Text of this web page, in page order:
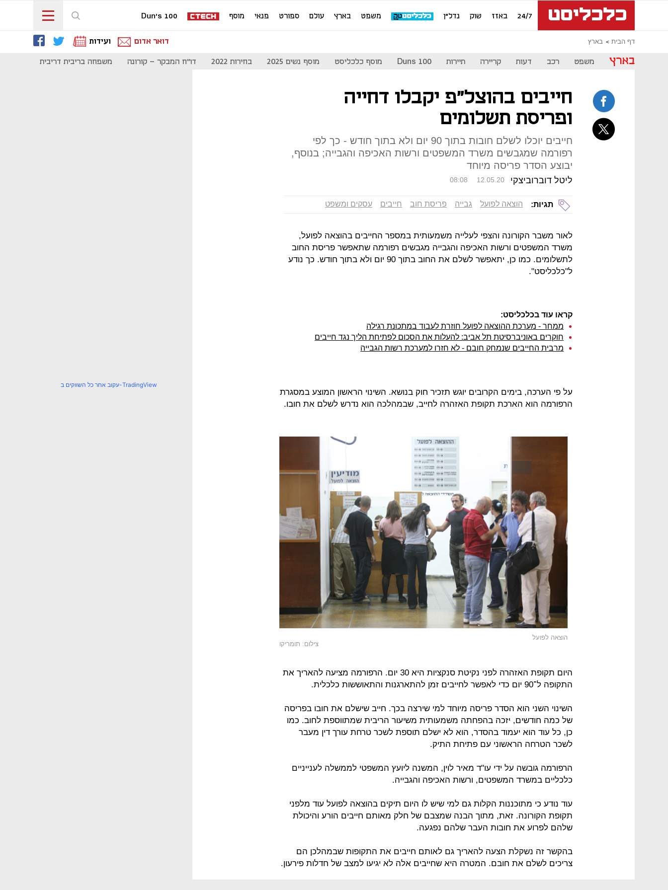
24/7 באזז שוק נדל"ן משפט בארץ עולם ספורט פנאי מוסף Dun's 100
דף הבית בארץ דואר אדום ועידות
בארץ משפט רכב דעות קריירה תיירות Duns 100 מוסף כלכליסט מוסף נשים 2025 בחירות 2022 דו"ח המבקר - קורונה משפחה בריבית דריבית
חייבים בהוצל"פ יקבלו דחייה
ופריסת תשלומים
חייבים יוכלו לשלם חובות בתוך 90 יום ולא בתוך חודש - כך לפי
רפורמה שמגבשים משרד המשפטים ורשות האכיפה והגבייה; בנוסף,
יבוצע הסדר פריסה מיוחד
ליטל דוברוביצקי 08:08 12.05.20
תגיות: הוצאה לפועל גבייה פריסת חוב חייבים עסקים ומשפט
לאור משבר הקורונה והצפי לעלייה משמעותית במספר החייבים בהוצאה לפועל,
משרד המשפטים ורשות האכיפה והגבייה מגבשים רפורמה שתאפשר פריסת החוב
לתשלומים. כמו כן, יתאפשר לשלם את החוב בתוך 90 יום ולא בתוך חודש. כך נודע
ל"כלכליסט".
קראו עוד בכלכליסט:
ממחר - מערכת ההוצאה לפועל חוזרת לעבוד במתכונת רגילה
חוקרים באוניברסיטת תל אביב: להעלות את הסכום לפתיחת הליך נגד חייבים
מרבית החייבים שנמחק חובם - לא חזרו למערכת רשות הגבייה
על פי הערכה, בימים הקרובים יוגש תזכיר חוק בנושא. השינוי הראשון המוצע במסגרת
הרפורמה הוא הארכת תקופת האזהרה לחייב, שבמהלכה הוא נדרש לשלם את חובו.
הוצאה לפועל
צילום: תומריקו
היום תקופת האזהרה לפני נקיטת סנקציות היא 30 יום. הרפורמה מציעה להאריך את
התקופה ל־90 יום כדי לאפשר לחייבים זמן להתארגנות והתאוששות כלכלית.
השינוי השני הוא הסדר פריסה מיוחד למי שירצה בכך. חייב שישלם את חובו בפריסה
של כמה חודשים, יזכה בהפחתה משמעותית משיעור הריבית שמתווספת לחוב. כמו
כן, כל עוד הוא יעמוד בהסדר, הוא לא ישלם תוספת לשכר טרחת עורך דין מעבר
לשכר הטרחה הראשוני עם פתיחת התיק.
הרפורמה גובשה על ידי עו"ד מאיר לוין, המשנה ליועץ המשפטי לממשלה לענייניים
כלכליים במשרד המשפטים, ורשות האכיפה והגבייה.
עוד נודע כי מתוכננות הקלות גם למי שיש לו היום תיקים בהוצאה לפועל עוד מלפני
תקופת הקורונה. זאת, מתוך הבנה שמצבם של חלק מאותם חייבים הורע והיכולת
שלהם לפרוע את חובות העבר שלהם נפגעה.
בהקשר זה נשקלת הצעה להאריך גם לאותם חייבים את התקופות שבמהלכן הם
צריכים לשלם את חובם. המטרה היא שחייבים אלה לא יגיעו למצב של חדלות פירעון.
עקוב אחר כל השווקים ב-TradingView